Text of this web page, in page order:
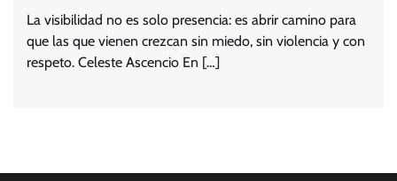
La visibilidad no es solo presencia: es abrir camino para
que las que vienen crezcan sin miedo, sin violencia y con
respeto. Celeste Ascencio En […]